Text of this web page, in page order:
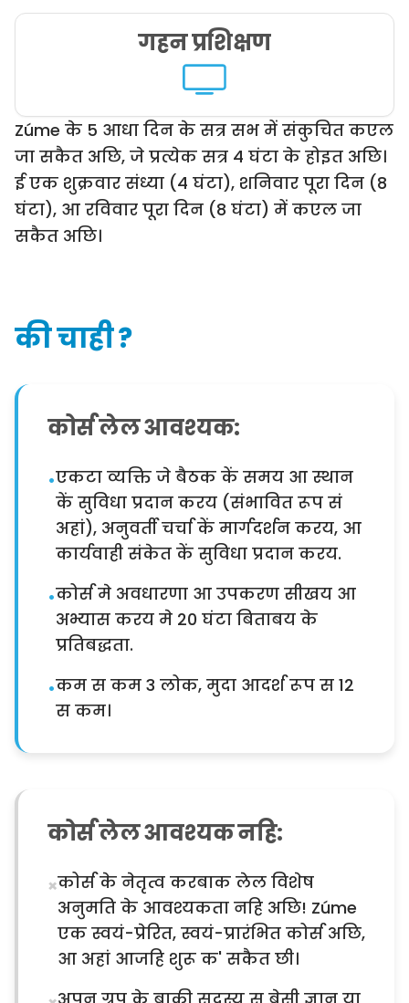
गहन प्रशिक्षण
Zúme के 5 आधा दिन के सत्र सभ में संकुचित कएल
जा सकैत अछि, जे प्रत्येक सत्र 4 घंटा के होइत अछि।
ई एक शुक्रवार संध्या (4 घंटा), शनिवार पूरा दिन (8
घंटा), आ रविवार पूरा दिन (8 घंटा) में कएल जा
सकैत अछि।
की चाही ?
कोर्स लेल आवश्यक:
•एकटा व्यक्ति जे बैठक कें समय आ स्थान
कें सुविधा प्रदान करय (संभावित रूप सं
अहां), अनुवर्ती चर्चा कें मार्गदर्शन करय, आ
कार्यवाही संकेत कें सुविधा प्रदान करय.
•कोर्स मे अवधारणा आ उपकरण सीखय आ
अभ्यास करय मे 20 घंटा बिताबय के
प्रतिबद्धता.
•कम स कम 3 लोक, मुदा आदर्श रूप स 12
स कम।
कोर्स लेल आवश्यक नहि:
×कोर्स के नेतृत्व करबाक लेल विशेष
अनुमति के आवश्यकता नहि अछि! Zúme
एक स्वयं-प्रेरित, स्वयं-प्रारंभित कोर्स अछि,
आ अहां आजहि शुरू क' सकैत छी।